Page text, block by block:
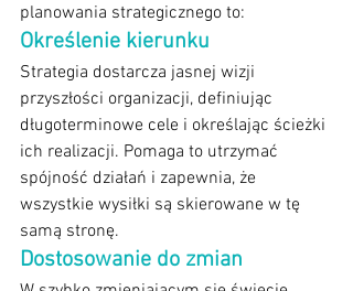
planowania strategicznego to:
Określenie kierunku
Strategia dostarcza jasnej wizji
przyszłości organizacji, definiując
długoterminowe cele i określając ścieżki
ich realizacji. Pomaga to utrzymać
spójność działań i zapewnia, że
wszystkie wysiłki są skierowane w tę
samą stronę.
Dostosowanie do zmian